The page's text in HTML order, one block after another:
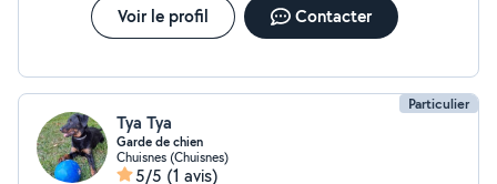
Voir le profil Contacter
Particulier
Tya Tya
Garde de chien
Chuisnes (Chuisnes)
5/5 (1 avis)